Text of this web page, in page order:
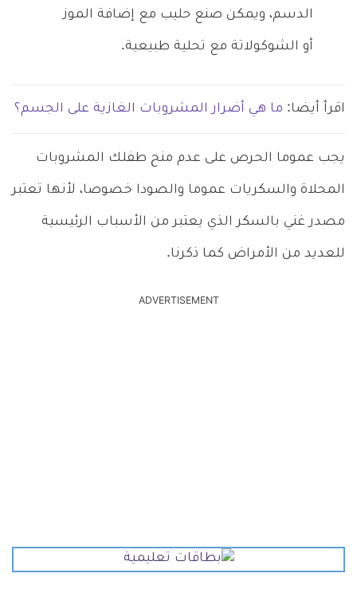
الدسم، ويمكن صنع حليب مع إضافة الموز
أو الشوكولاتة مع تحلية طبيعية.
اقرأ أيضا: ما هي أضرار المشروبات الغازية على الجسم؟
يجب عموما الحرص على عدم منح طفلك المشروبات
المحلاة والسكريات عموما والصودا خصوصا، لأنها تعتبر
مصدر غني بالسكر الذي يعتبر من الأسباب الرئيسية
للعديد من الأمراض كما ذكرنا.
ADVERTISEMENT